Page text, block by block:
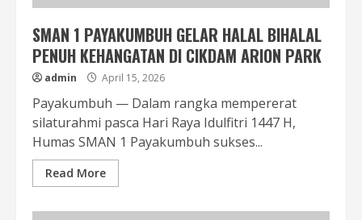
SMAN 1 PAYAKUMBUH GELAR HALAL BIHALAL
PENUH KEHANGATAN DI CIKDAM ARION PARK
admin April 15, 2026
Payakumbuh — Dalam rangka mempererat
silaturahmi pasca Hari Raya Idulfitri 1447 H,
Humas SMAN 1 Payakumbuh sukses...
Read More